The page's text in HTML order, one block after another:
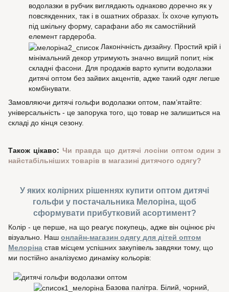
водолазки в рубчик виглядають однаково доречно як у
повсякденних, так і в ошатних образах. Їх охоче купують
під шкільну форму, сарафани або як самостійний
елемент гардероба.
Лаконічність дизайну. Простий крій і
мінімальний декор утримують значно вищий попит, ніж
складні фасони. Для продажів варто купити водолазки
дитячі оптом без зайвих акцентів, адже такий одяг легше
комбінувати.
Замовляючи дитячі гольфи водолазки оптом, пам’ятайте:
універсальність - це запорука того, що товар не залишиться на
складі до кінця сезону.
Також цікаво: Чи правда що дитячі лосіни оптом один з
найстабільніших товарів в магазині дитячого одягу?
У яких колірних рішеннях купити оптом дитячі
гольфи у постачальника Мелоріна, щоб
сформувати прибутковий асортимент?
Колір - це перше, на що реагує покупець, адже він оцінює річ
візуально. Наш онлайн-магазин одягу для дітей оптом
Мелоріна став місцем успішних закупівель завдяки тому, що
ми постійно аналізуємо динаміку кольорів:
Базова палітра. Білий, чорний,